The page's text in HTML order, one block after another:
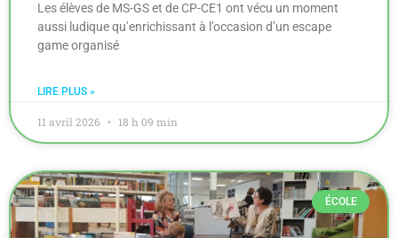
Les élèves de MS-GS et de CP-CE1 ont vécu un moment
aussi ludique qu’enrichissant à l’occasion d’un escape
game organisé
LIRE PLUS »
11 avril 2026 18 h 09 min
ÉCOLE